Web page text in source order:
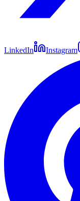
LinkedIn Instagram